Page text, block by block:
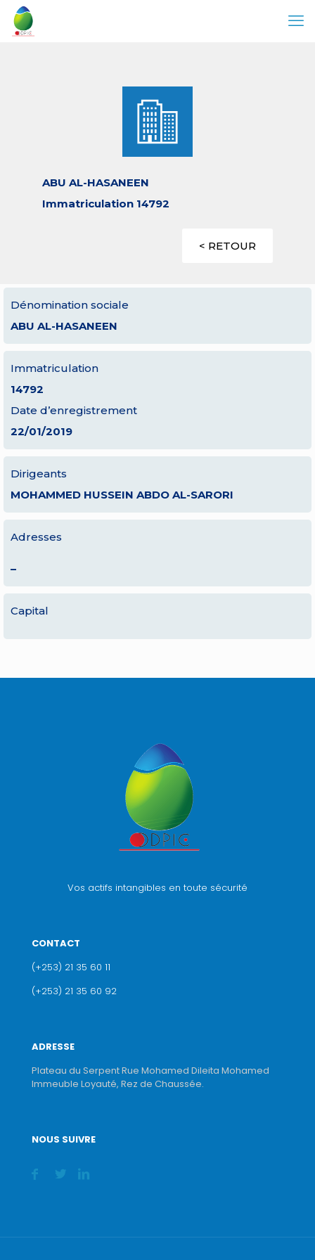
ABU AL-HASANEEN
Immatriculation 14792
< RETOUR
Dénomination sociale
ABU AL-HASANEEN
Immatriculation
14792
Date d’enregistrement
22/01/2019
Dirigeants
MOHAMMED HUSSEIN ABDO AL-SARORI
Adresses
–
Capital
Vos actifs intangibles en toute sécurité
CONTACT
(+253) 21 35 60 11
(+253) 21 35 60 92
ADRESSE
Plateau du Serpent Rue Mohamed Dileita Mohamed
Immeuble Loyauté, Rez de Chaussée.
NOUS SUIVRE